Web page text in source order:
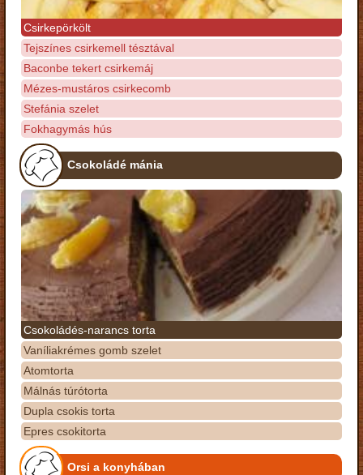
Csirkepörkölt
Tejszínes csirkemell tésztával
Baconbe tekert csirkemáj
Mézes-mustáros csirkecomb
Stefánia szelet
Fokhagymás hús
Csokoládé mánia
Csokoládés-narancs torta
Vaníliakrémes gomb szelet
Atomtorta
Málnás túrótorta
Dupla csokis torta
Epres csokitorta
Orsi a konyhában